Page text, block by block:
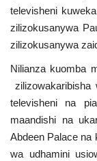
televisheni
zilizokusanywa
zilizokusanywa
Nilianza kuomba
zilizowakaribisha
televisheni na
maandishi na
Abdeen Palace na
wa udhamini